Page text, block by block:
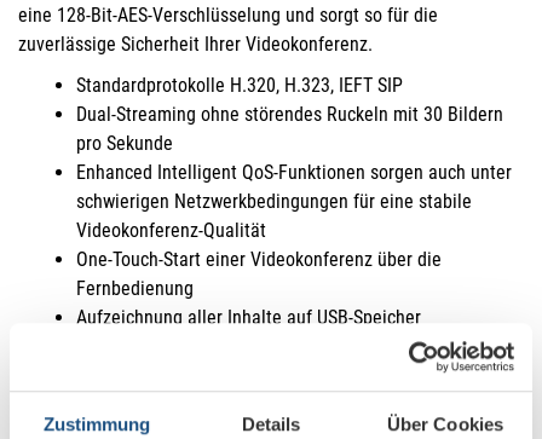
Zustimmung Details Über Cookies
eine 128-Bit-AES-Verschlüsselung und sorgt so für die
zuverlässige Sicherheit Ihrer Videokonferenz.
Standardprotokolle H.320, H.323, IEFT SIP
Dual-Streaming ohne störendes Ruckeln mit 30 Bildern
pro Sekunde
Enhanced Intelligent QoS-Funktionen sorgen auch unter
schwierigen Netzwerkbedingungen für eine stabile
Videokonferenz-Qualität
One-Touch-Start einer Videokonferenz über die
Fernbedienung
Aufzeichnung aller Inhalte auf USB-Speicher
Unterstützt den Einsatz von zwei PTZ-Kameras
weight=““ sub_weight=““]Jetzt Informationen